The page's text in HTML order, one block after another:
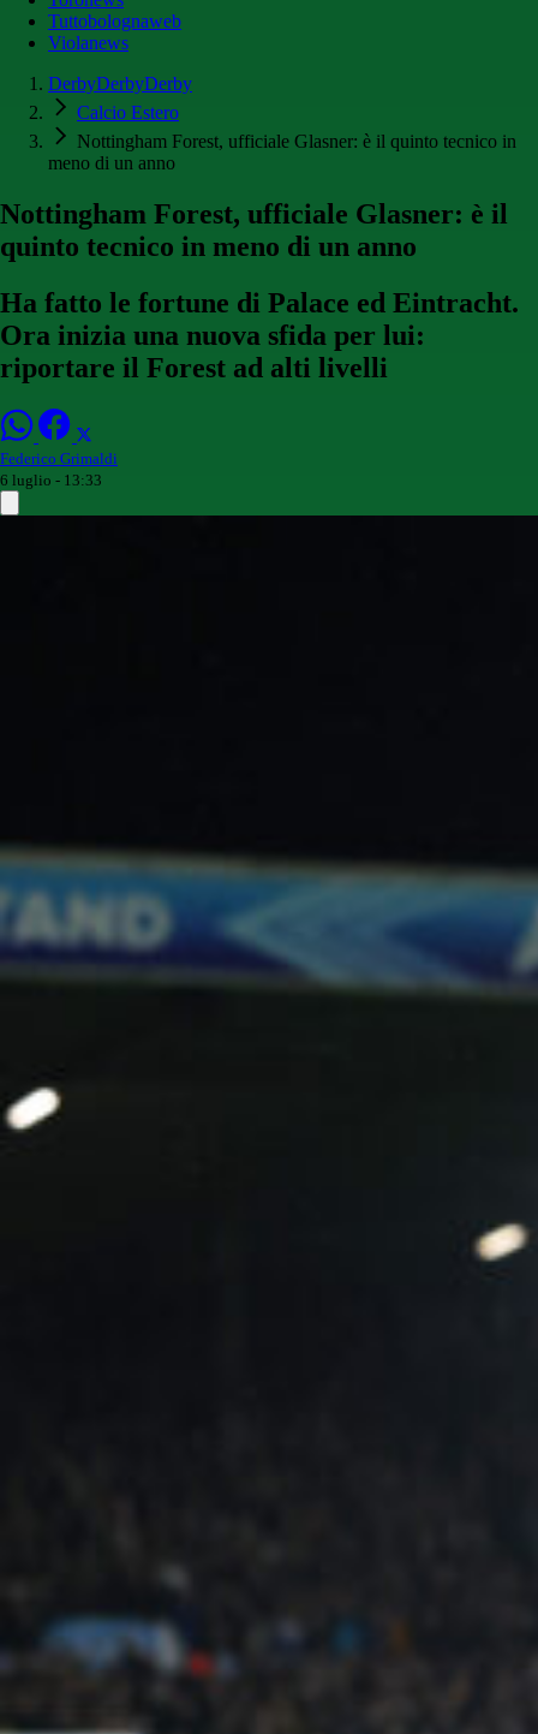
Tuttobolognaweb
Violanews
DerbyDerbyDerby
Calcio Estero
Nottingham Forest, ufficiale Glasner: è il quinto tecnico in
meno di un anno
Nottingham Forest, ufficiale Glasner: è il
quinto tecnico in meno di un anno
Ha fatto le fortune di Palace ed Eintracht.
Ora inizia una nuova sfida per lui:
riportare il Forest ad alti livelli
Federico Grimaldi
6 luglio - 13:33